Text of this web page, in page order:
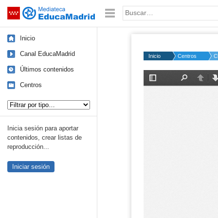
Saltar navegación Palabra o frase:
Inicio
Canal EducaMadrid
Últimos contenidos
Centros
Inicia sesión para aportar
contenidos, crear listas de
reproducción...
Iniciar sesión
Inicio Centros